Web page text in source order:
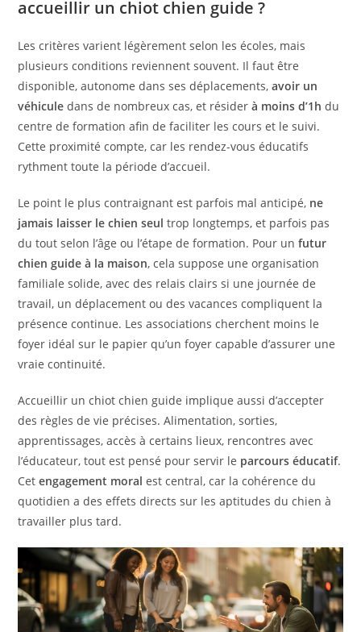
accueillir un chiot chien guide ?
Les critères varient légèrement selon les écoles, mais
plusieurs conditions reviennent souvent. Il faut être
disponible, autonome dans ses déplacements,avoir un
véhicule dans de nombreux cas, et résiderà moins d’1h du
centre de formation afin de faciliter les cours et le suivi.
Cette proximité compte, car les rendez-vous éducatifs
rythment toute la période d’accueil.
Le point le plus contraignant est parfois mal anticipé, ne
jamais laisser le chien seul trop longtemps, et parfois pas
du tout selon l’âge ou l’étape de formation. Pour unfutur
chien guide à la maison, cela suppose une organisation
familiale solide, avec des relais clairs si une journée de
travail, un déplacement ou des vacances compliquent la
présence continue. Les associations cherchent moins le
foyer idéal sur le papier qu’un foyer capable d’assurer une
vraie continuité.
Accueillir un chiot chien guide implique aussi d’accepter
des règles de vie précises. Alimentation, sorties,
apprentissages, accès à certains lieux, rencontres avec
l’éducateur, tout est pensé pour servir le parcours éducatif.
Cetengagement moral est central, car la cohérence du
quotidien a des effets directs sur les aptitudes du chien à
travailler plus tard.